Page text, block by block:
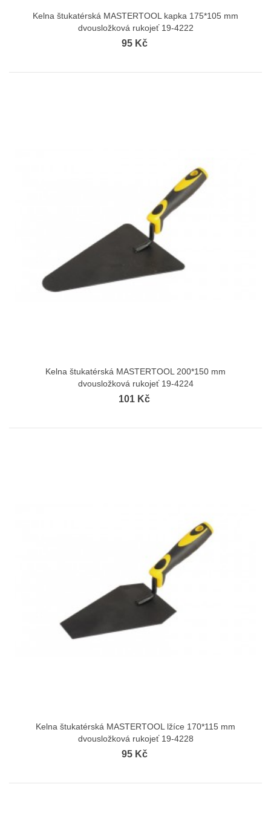
Kelna štukatérská MASTERTOOL kapka 175*105 mm
dvousložková rukojeť 19-4222
95 Kč
Kelna štukatérská MASTERTOOL 200*150 mm
dvousložková rukojeť 19-4224
101 Kč
Kelna štukatérská MASTERTOOL lžíce 170*115 mm
dvousložková rukojeť 19-4228
95 Kč